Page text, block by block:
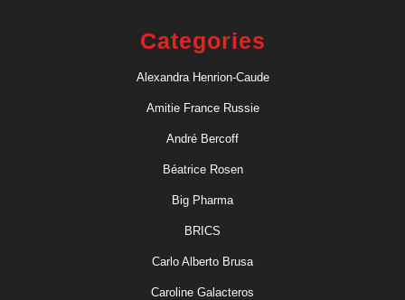
Categories
Alexandra Henrion-Caude
Amitie France Russie
André Bercoff
Béatrice Rosen
Big Pharma
BRICS
Carlo Alberto Brusa
Caroline Galacteros